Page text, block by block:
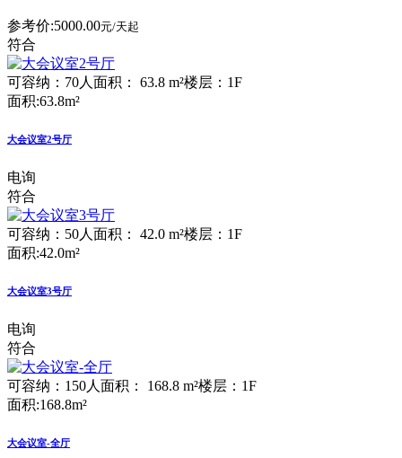
参考价:5000.00元/天起
符合
可容纳：70人 面积： 63.8 m²楼层：1F
面积:63.8m²
大会议室2号厅
电询
符合
可容纳：50人 面积： 42.0 m²楼层：1F
面积:42.0m²
大会议室3号厅
电询
符合
可容纳：150人 面积： 168.8 m²楼层：1F
面积:168.8m²
大会议室-全厅